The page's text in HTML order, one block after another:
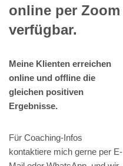
online per Zoom
verfügbar.
Meine Klienten erreichen
online und offline die
gleichen positiven
Ergebnisse.
Für Coaching-Infos
kontaktiere mich gerne per E-